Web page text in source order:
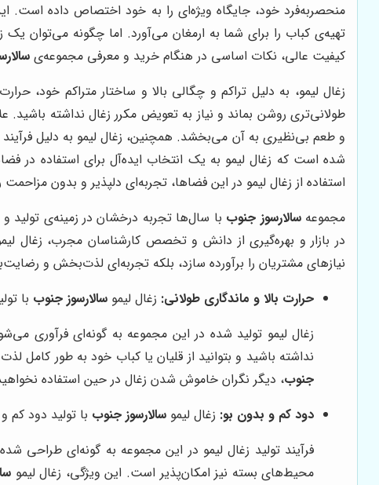
منحصربه‌فرد خود، جایگاه ویژه‌ای را به خود اختصاص داده است.
تهیه‌ی کباب را برای شما به ارمغان می‌آورد. اما چگونه می‌توان
کیفیت عالی، نکات اساسی در هنگام خرید و معرفی مجموعه‌ی
زغال لیمو، به دلیل تراکم و چگالی بالا و ساختار متراکم خود،
طولانی‌تری روشن بماند و نیاز به تعویض مکرر زغال نداشته
و طعم بی‌نظیری به آن می‌بخشد. همچنین، زغال لیمو به دلیل
شده است که زغال لیمو به یک انتخاب ایده‌آل برای استفاده در
استفاده از زغال لیمو در این فضاها، تجربه‌ای دلپذیر و بدون
مجموعهسالارسوز جنوب با سال‌ها تجربه درخشان در زمینه‌ی تولید
در بازار و بهره‌گیری از دانش و تخصص کارشناسان مجرب، زغال
نیازهای مشتریان را برآورده سازد، بلکه تجربه‌ای لذت‌بخش و
حرارت بالا و ماندگاری طولانی: زغال لیمو سالارسوز جنوب با
زغال لیمو تولید شده در این مجموعه به گونه‌ای فرآوری
نداشته باشید و بتوانید از قلیان یا کباب خود به طور کامل
جنوب، دیگر نگران خاموش شدن زغال در حین استفاده
دود کم و بدون بو: زغال لیمو سالارسوز جنوب با تولید دود کم
فرآیند تولید زغال لیمو در این مجموعه به گونه‌ای طراحی
محیط‌های بسته نیز امکان‌پذیر است. این ویژگی، زغال لیمو